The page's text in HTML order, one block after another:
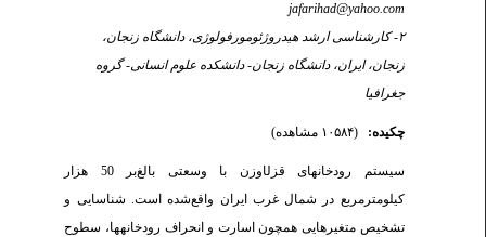
jafarihad@yahoo.com
۲- کارشناسی ارشد هیدروژئومورفولوژی، دانشگاه زنجان،
زنجان، ایران، دانشگاه زنجان- دانشکده علوم انسانی- گروه
جغرافیا
چکیده: (۱۰۵۸۴ مشاهده)
سیستم رودخانه­ای قزل­اوزن با وسعتی بالغ‌بر 50 هزار
کیلومترمربع در شمال غرب ایران واقع‌شده است. شناسایی و
تشخیص متغیرهایی همچون اسارت و انحراف رودخانه­ها، سطوح